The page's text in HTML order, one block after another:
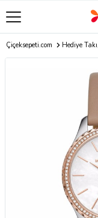
Çiçeksepeti.com Hediye